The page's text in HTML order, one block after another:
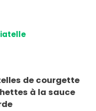
de courgette
à la sauce